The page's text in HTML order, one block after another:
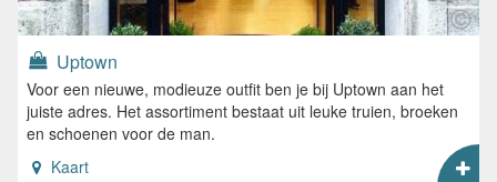
Uptown
Voor een nieuwe, modieuze outfit ben je bij Uptown aan het
juiste adres. Het assortiment bestaat uit leuke truien, broeken
en schoenen voor de man.
Kaart